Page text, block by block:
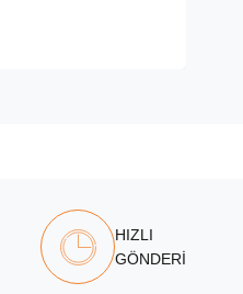
HIZLI
GÖNDERİ